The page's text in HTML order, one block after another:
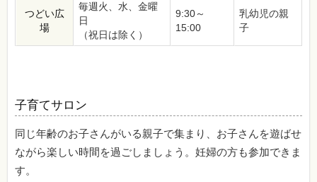
つどい広
場
毎週火、水、金曜
日
（祝日は除く）
9:30～
15:00
乳幼児の親
子
子育てサロン
同じ年齢のお子さんがいる親子で集まり、お子さんを遊ばせ
ながら楽しい時間を過ごしましょう。妊婦の方も参加できま
す。